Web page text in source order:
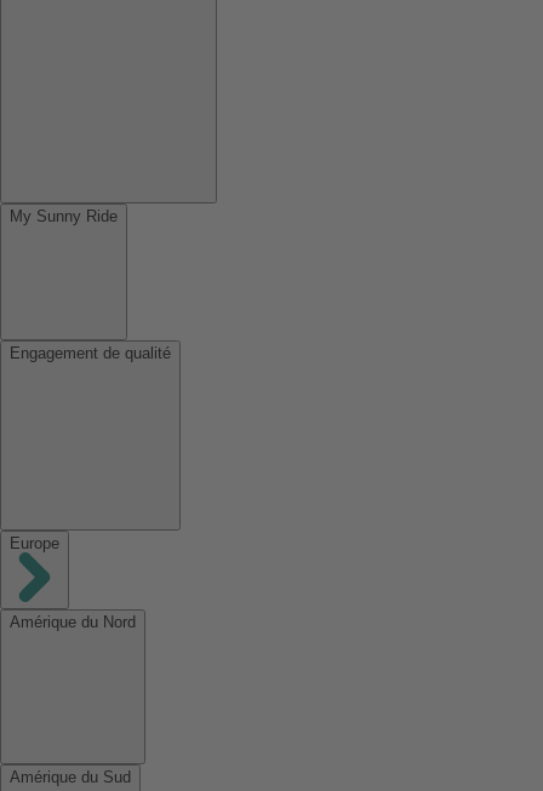
My Sunny Ride
Engagement de qualité
Europe
Amérique du Nord
Amérique du Sud